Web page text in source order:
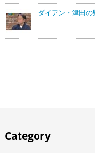
ダイアン・津田
Category